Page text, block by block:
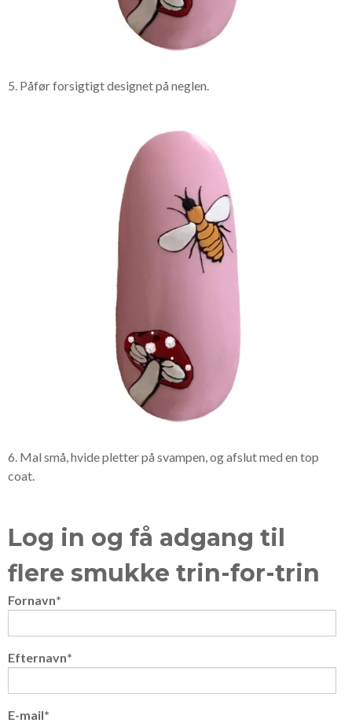
5. Påfør forsigtigt designet på neglen.
6. Mal små, hvide pletter på svampen, og afslut med en top
coat.
Log in og få adgang til
flere smukke trin-for-trin
Fornavn*
Efternavn*
E-mail*